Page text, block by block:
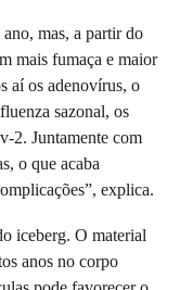
mas, a partir do
mais fumaça e maior
aí os adenovírus, o
sazonal, os
2. Juntamente com
o que acaba
explica.
iceberg. O material
anos no corpo